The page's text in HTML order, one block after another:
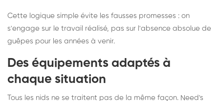
Cette logique simple évite les fausses promesses : on
s'engage sur le travail réalisé, pas sur l'absence absolue de
guêpes pour les années à venir.
Des équipements adaptés à
chaque situation
Tous les nids ne se traitent pas de la même façon. Need's